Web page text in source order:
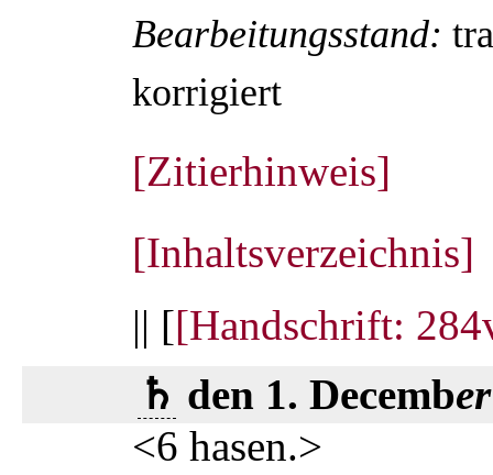
Bearbeitungsstand:
korrigiert
[Zitierhinweis]
[Inhaltsverzeichnis]
|| [[Handschrift:
♄ den 1. December
<6 hasen.>